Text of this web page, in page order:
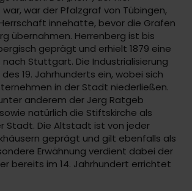
war der Pfalzgraf von Tübingen,
innehatte, bevor die Grafen
übernahmen. Herrenberg ist bis
geprägt und erhielt 1879 eine
nach Stuttgart. Die Industrialisierung
19. Jahrhunderts ein, wobei sich
in der Stadt niederließen.
anderem der Jerg Ratgeb
natürlich die Stiftskirche als
Stadt. Die Altstadt ist von jeder
geprägt und gilt ebenfalls als
Erwähnung verdient dabei der
bereits im 14. Jahrhundert errichtet